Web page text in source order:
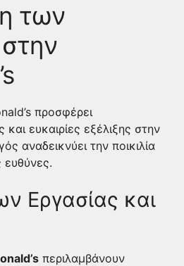
των
προσφέρει
ευκαιρίες εξέλιξης στην
αναδεικνύει την ποικιλία
ευθύνες.
Εργασίας και
περιλαμβάνουν